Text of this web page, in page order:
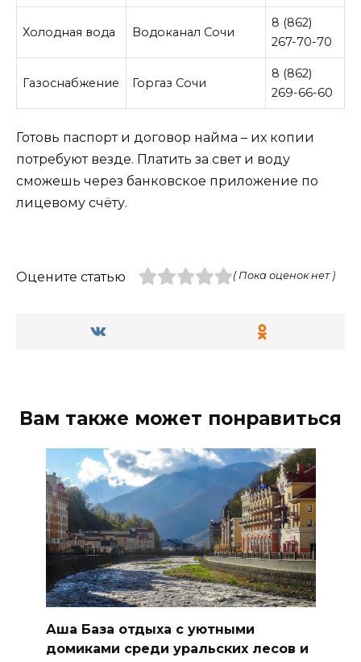
Холодная вода Водоканал Сочи
8 (862)
267-70-70
Газоснабжение Горгаз Сочи
8 (862)
269-66-60
Готовь паспорт и договор найма – их копии
потребуют везде. Платить за свет и воду
сможешь через банковское приложение по
лицевому счёту.
Оцените статью ( Пока оценок нет )
Вам также может понравиться
Аша База отдыха с уютными
домиками среди уральских лесов и